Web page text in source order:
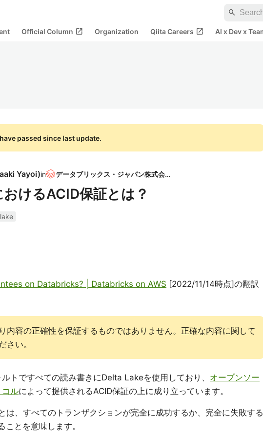
search
Official Column open_in_new Organization Qiita Careers open_in_new AI x Dev x
passed since last update.
Yayoi)in データブリックス・ジャパン株式会社
けるACID保証とは？
on Databricks? | Databricks on AWS [2022/11/14時点]の翻訳
内容の正確性を保証するものではありません。正確な内容に関して
さい。
トですべての読み書きにDelta Lakeを使用しており、 オープンソー
ルによって提供されるACID保証の上に成り立っています。
とは、すべてのトランザクションが完全に成功するか、完全に失敗する
ことを意味します。